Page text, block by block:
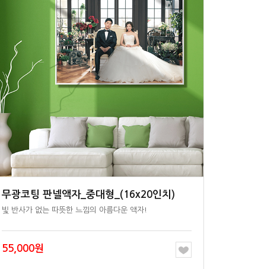
무광코팅 판넬액자_중대형_(16x20인치)
빛 반사가 없는 따뜻한 느낌의 아름다운 액자!
55,000원